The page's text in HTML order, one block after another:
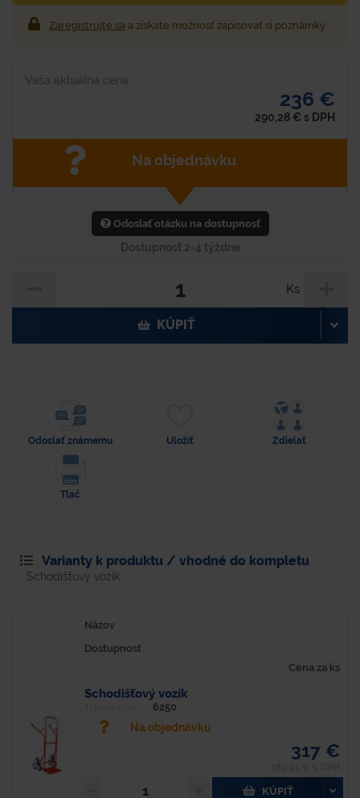
Zaregistrujte sa a získate možnosť zapisovať si poznámky
Vaša aktuálna cena
236 €
290,28 € s DPH
Na objednávku
Odoslať otázku na dostupnosť
Dostupnosť 2-4 týždne
Ks
KÚPIŤ
Odoslať známemu Uložiť Zdielať
Tlač
Varianty k produktu / vhodné do kompletu
Schodišťový vozík
Názov
Dostupnosť
Cena za ks
Schodišťový vozík
6250
Na objednávku
317 €
KÚPIŤ